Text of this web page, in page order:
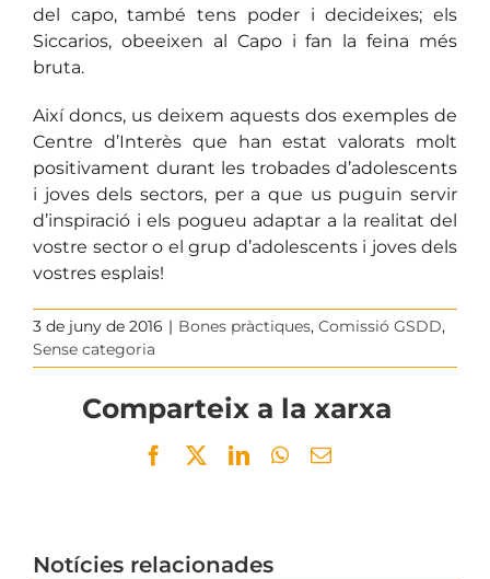
del capo, també tens poder i decideixes; els
Siccarios, obeeixen al Capo i fan la feina més
bruta.
Així doncs, us deixem aquests dos exemples de
Centre d’Interès que han estat valorats molt
positivament durant les trobades d’adolescents
i joves dels sectors, per a que us puguin servir
d’inspiració i els pogueu adaptar a la realitat del
vostre sector o el grup d’adolescents i joves dels
vostres esplais!
3 de juny de 2016 | Bones pràctiques, Comissió GSDD,
Sense categoria
Comparteix a la xarxa
Facebook
TwitterLinkedInWhatsApp
Email
Notícies relacionades